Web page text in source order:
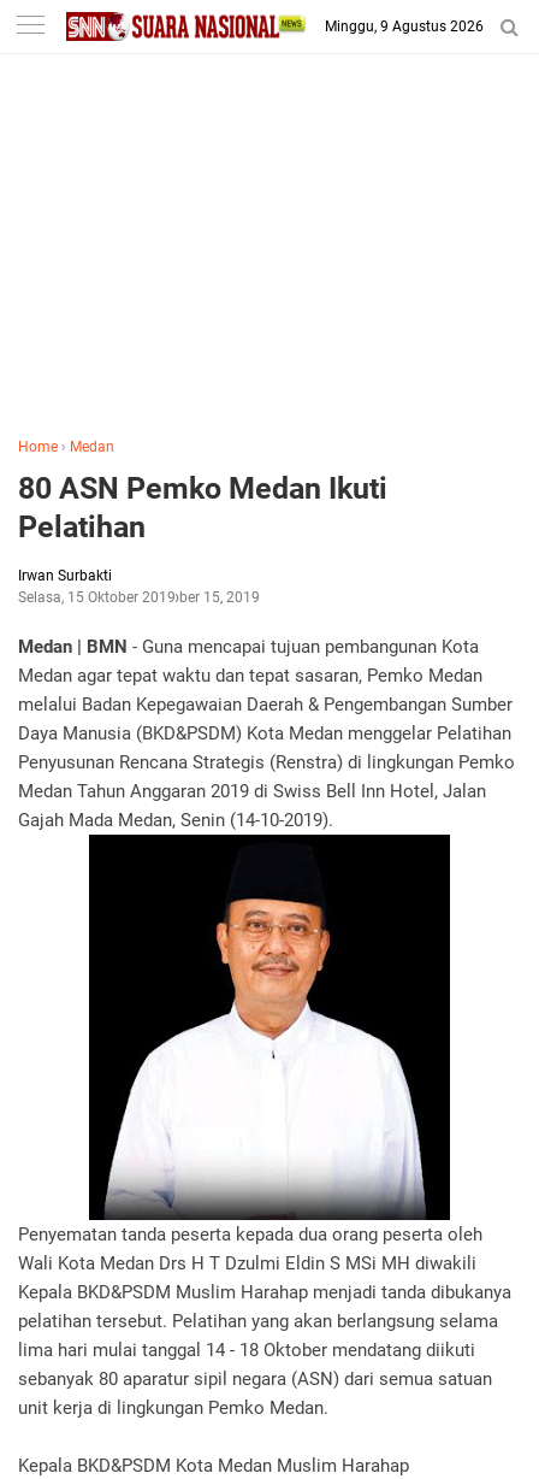
-->
Minggu, 9 Agustus 2026
Home › Medan
80 ASN Pemko Medan Ikuti
Pelatihan
Irwan Surbakti
Selasa, 15 Oktober 2019Oktober 15, 2019
Medan | BMN - Guna mencapai tujuan pembangunan Kota
Medan agar tepat waktu dan tepat sasaran, Pemko Medan
melalui Badan Kepegawaian Daerah & Pengembangan Sumber
Daya Manusia (BKD&PSDM) Kota Medan menggelar Pelatihan
Penyusunan Rencana Strategis (Renstra) di lingkungan Pemko
Medan Tahun Anggaran 2019 di Swiss Bell Inn Hotel, Jalan
Gajah Mada Medan, Senin (14-10-2019).
Penyematan tanda peserta kepada dua orang peserta oleh
Wali Kota Medan Drs H T Dzulmi Eldin S MSi MH diwakili
Kepala BKD&PSDM Muslim Harahap menjadi tanda dibukanya
pelatihan tersebut. Pelatihan yang akan berlangsung selama
lima hari mulai tanggal 14 - 18 Oktober mendatang diikuti
sebanyak 80 aparatur sipil negara (ASN) dari semua satuan
unit kerja di lingkungan Pemko Medan.
Kepala BKD&PSDM Kota Medan Muslim Harahap